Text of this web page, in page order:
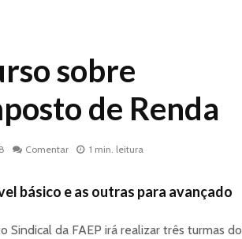
sobre
de Renda
Comentar 1 min. leitura
básico e as outras para avançado
da FAEP irá realizar três turmas do